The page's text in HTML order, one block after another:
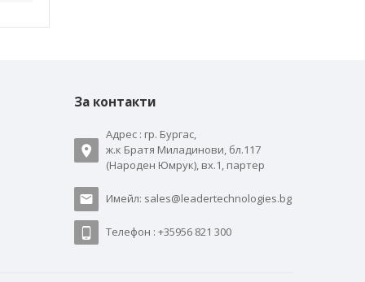
За контакти
Адрес : гр. Бургас,
ж.к Братя Миладинови, бл.117
(Народен Юмрук), вх.1, партер
Имейл: sales@leadertechnologies.bg
Телефон : +35956 821 300